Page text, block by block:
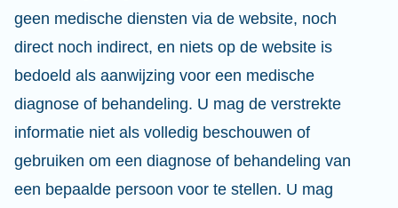
geen medische diensten via de website, noch
direct noch indirect, en niets op de website is
bedoeld als aanwijzing voor een medische
diagnose of behandeling. U mag de verstrekte
informatie niet als volledig beschouwen of
gebruiken om een diagnose of behandeling van
een bepaalde persoon voor te stellen. U mag